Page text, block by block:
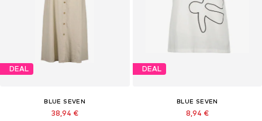
DEAL
BLUE SEVEN
38,94 €
DEAL
BLUE SEVEN
8,94 €